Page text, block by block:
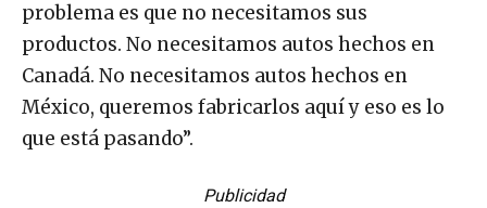
problema es que no necesitamos sus
productos. No necesitamos autos hechos en
Canadá. No necesitamos autos hechos en
México, queremos fabricarlos aquí y eso es lo
que está pasando”.
Publicidad